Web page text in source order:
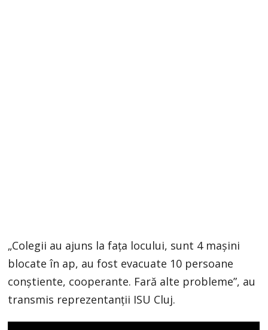
„Colegii au ajuns la fața locului, sunt 4 mașini
blocate în ap, au fost evacuate 10 persoane
conștiente, cooperante. Fară alte probleme”, au
transmis reprezentanții ISU Cluj.